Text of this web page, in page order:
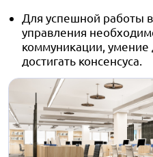
Для успешной работы
управления
коммуникации, умение
достигать консенсуса.